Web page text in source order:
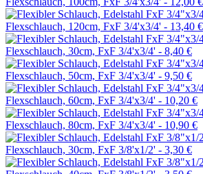
Flexschlauch, 120cm, FxF 3/4'x3/4' - 13,40 €
Flexschlauch, 30cm, FxF 3/4'x3/4' - 8,40 €
Flexschlauch, 50cm, FxF 3/4'x3/4' - 9,50 €
Flexschlauch, 60cm, FxF 3/4'x3/4' - 10,20 €
Flexschlauch, 80cm, FxF 3/4'x3/4' - 10,90 €
Flexschlauch, 30cm, FxF 3/8'x1/2' - 3,30 €